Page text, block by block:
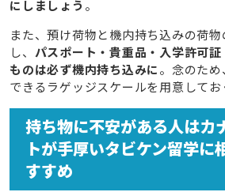
にしましょう 。
また、預け荷物と機内持ち込みの荷
し、 パスポート・貴重品・入学許可
ものは必ず機内持ち込みに 。念のた
できるラゲッジスケールを用意してお
持ち物に不安がある人はカ
トが手厚いタビケン留学に
すすめ